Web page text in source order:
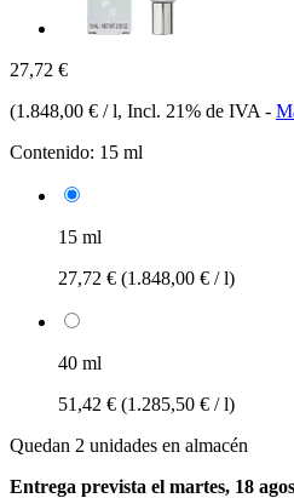
27,72 €
(1.848,00 € / l, Incl. 21% de IVA -
Contenido: 15 ml
15 ml
27,72 € (1.848,00 € / l)
40 ml
51,42 € (1.285,50 € / l)
Quedan 2 unidades en almacén
Entrega prevista el martes, 18